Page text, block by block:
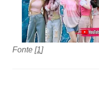
Fonte [1]